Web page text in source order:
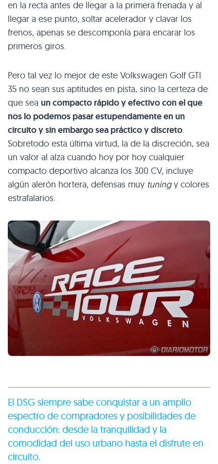
en la recta antes de llegar a la primera frenada y al
llegar a ese punto, soltar acelerador y clavar los
frenos, apenas se descomponía para encarar los
primeros giros.
Pero tal vez lo mejor de este Volkswagen Golf GTI
35 no sean sus aptitudes en pista, sino la certeza de
que sea un compacto rápido y efectivo con el que
nos lo podemos pasar estupendamente en un
circuito y sin embargo sea práctico y discreto.
Sobretodo esta última virtud, la de la discreción, sea
un valor al alza cuando hoy por hoy cualquier
compacto deportivo alcanza los 300 CV, incluye
algún alerón hortera, defensas muy tuningy colores
estrafalarios.
El DSG siempre sabe conquistar a un amplio
espectro de compradores y posibilidades de
conducción: desde la tranquilidad y la
comodidad del uso urbano hasta el disfrute en
circuito.